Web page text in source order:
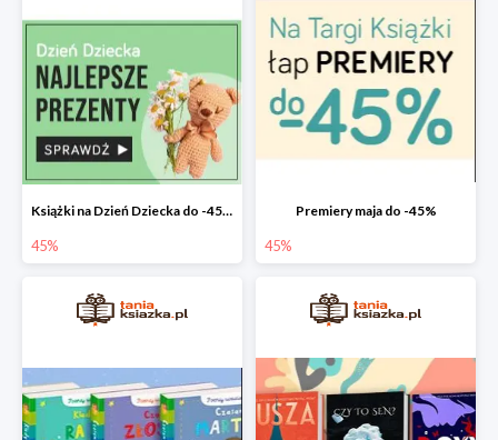
Książki na Dzień Dziecka do -45%
45%
Premiery maja do -45%
45%